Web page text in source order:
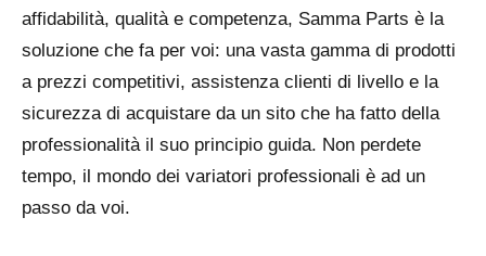
affidabilità, qualità e competenza, Samma Parts è la
soluzione che fa per voi: una vasta gamma di prodotti
a prezzi competitivi, assistenza clienti di livello e la
sicurezza di acquistare da un sito che ha fatto della
professionalità il suo principio guida. Non perdete
tempo, il mondo dei variatori professionali è ad un
passo da voi.